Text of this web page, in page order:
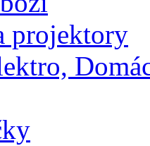
projektory